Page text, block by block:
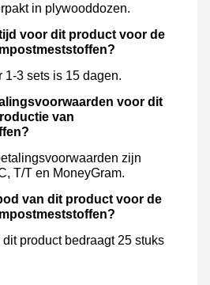
in plywooddozen.
voor dit product voor de
1-3 sets is 15 dagen.
voor dit
van
zijn
T/T en MoneyGram.
van dit product voor de
product bedraagt 25 stuks